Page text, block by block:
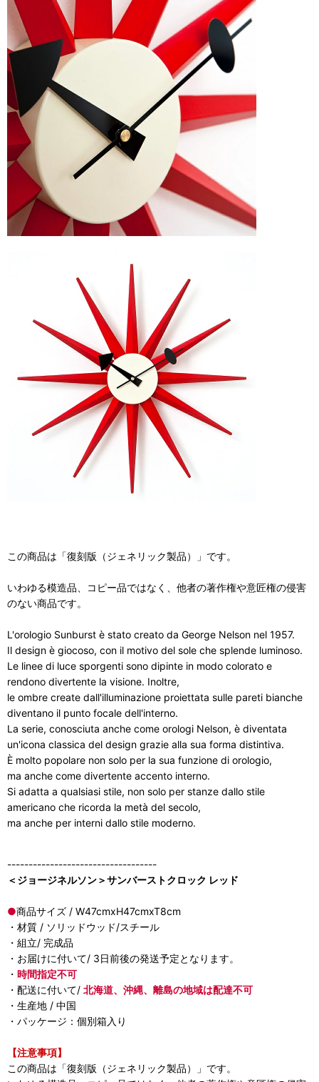
この商品は「復刻版（ジェネリック製品）」です。
いわゆる模造品、コピー品ではなく、他者の著作権や意匠権の侵害
のない商品です。
L'orologio Sunburst è stato creato da George Nelson nel 1957.
Il design è giocoso, con il motivo del sole che splende luminoso.
Le linee di luce sporgenti sono dipinte in modo colorato e
rendono divertente la visione. Inoltre,
le ombre create dall'illuminazione proiettata sulle pareti bianche
diventano il punto focale dell'interno.
La serie, conosciuta anche come orologi Nelson, è diventata
un'icona classica del design grazie alla sua forma distintiva.
È molto popolare non solo per la sua funzione di orologio,
ma anche come divertente accento interno.
Si adatta a qualsiasi stile, non solo per stanze dallo stile
americano che ricorda la metà del secolo,
ma anche per interni dallo stile moderno.
-----------------------------------
＜ジョージネルソン＞サンバーストクロック レッド
●商品サイズ / W47cmxH47cmxT8cm
・材質 / ソリッドウッド/スチール
・組立/ 完成品
・お届けに付いて/ 3日前後の発送予定となります。
・ 時間指定不可
・配送に付いて/ 北海道、沖縄、離島の地域は配達不可
・生産地 / 中国
・パッケージ：個別箱入り
【注意事項】
この商品は「復刻版（ジェネリック製品）」です。